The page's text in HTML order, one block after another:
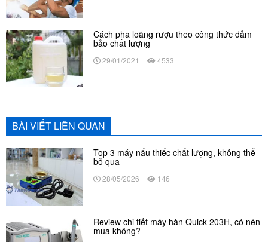
Cách pha loãng rượu theo công thức đảm
bảo chất lượng
29/01/2021 4533
BÀI VIẾT LIÊN QUAN
Top 3 máy nấu thiếc chất lượng, không thể
bỏ qua
28/05/2026 146
Review chi tiết máy hàn Quick 203H, có nên
mua không?